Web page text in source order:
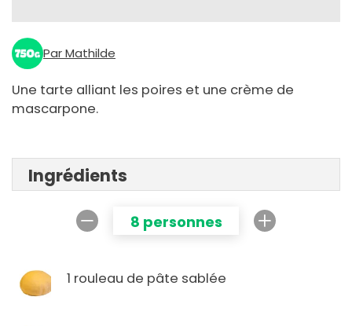
Par Mathilde
Une tarte alliant les poires et une crème de
mascarpone.
Ingrédients
8 personnes
1 rouleau de pâte sablée